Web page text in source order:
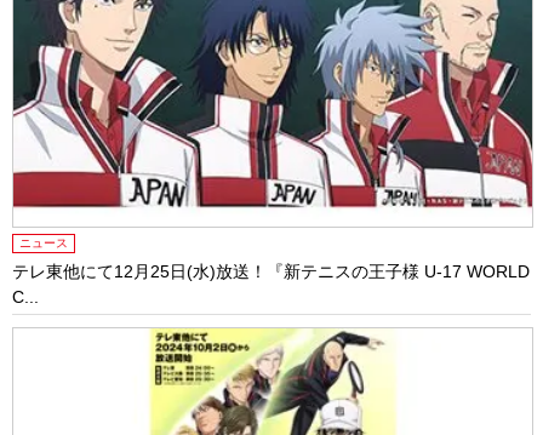
ニュース
テレ東他にて12⽉25⽇(⽔)放送！『新テニスの王⼦様 U-17 WORLD
C...